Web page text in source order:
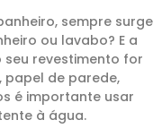
sempre surge
ou lavabo? E a
seu revestimento for
papel de parede,
é importante usar
à água.